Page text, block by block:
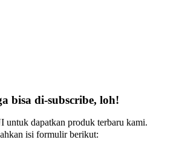
bisa di-subscribe, loh!
untuk dapatkan produk terbaru kami.
isi formulir berikut: